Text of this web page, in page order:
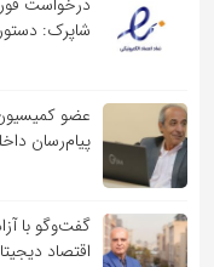
شاپرک: دستور
عضو
پیام‌رسان
گفت‌و‌گو با
اقتصاد